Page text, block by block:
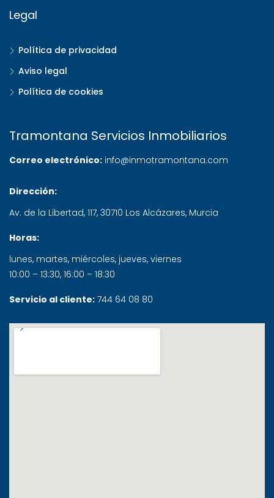
Legal
Política de privacidad
Aviso legal
Política de cookies
Tramontana Servicios Inmobiliarios
Correo electrónico: info@inmotramontana.com
Dirección:
Av. de la Libertad, 117, 30710 Los Alcázares, Murcia
Horas:
lunes, martes, miércoles, jueves, viernes
10:00 – 13:30, 16:00 – 18:30
Servicio al cliente: 744 64 08 80